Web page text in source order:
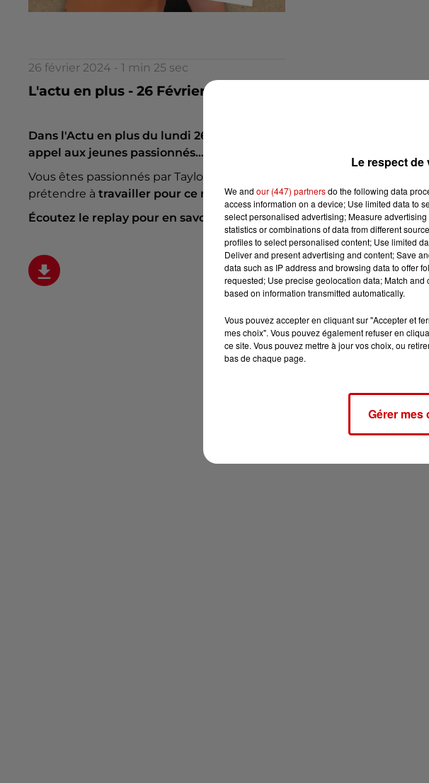
26 février 2024 - 1 min 25 sec
L'actu en plus - 26 Février - Votre passion peut devenir
Dans l'Actu en plus du lundi 26 février : le musée de Londres s'ouvre
appel aux jeunes passionnés...
Vous êtes passionnés par Taylor Swift, les emojis, les Legos ou encore
prétendre à travailler pour ce musée!
Écoutez le replay pour en savoir plus :
Le respect
We and our (447) partnersdo the following data
access information on a device; Use limited data to
select personalised advertising; Measure
statistics or combinations of data from different
profiles to select personalised content; Use limited
Deliver and present advertising and content; Save
data such as IP address and browsing data to offer
requested; Use precise geolocation data; Match
based on information transmitted automatically.
Vous pouvez accepter en cliquant sur "Accepter et
mes choix". Vous pouvez également refuser en
ce site. Vous pouvez mettre à jour vos choix, ou
bas de chaque page.
Gérer mes